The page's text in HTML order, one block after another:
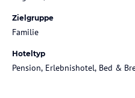
Zielgruppe
Familie
Hoteltyp
Pension, Erlebnishotel, Bed &